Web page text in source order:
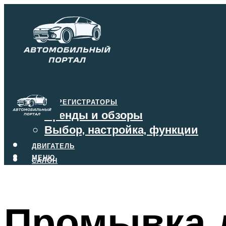
ВИДЕОРЕГИСТРАТОРЫ
Бренды и обзоры
Выбор, настройка, функции
ДВИГАТЕЛЬ
САЛОН
МЕНЮ
МЕНЮ